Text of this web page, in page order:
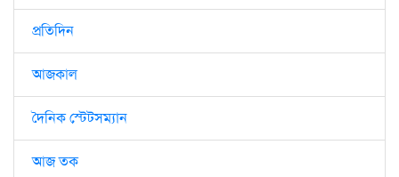
প্রতিদিন
আজকাল
দৈনিক স্টেটসম্যান
আজ তক